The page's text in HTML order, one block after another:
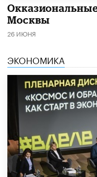
Москвы
26 ИЮНЯ
ЭКОНОМИКА